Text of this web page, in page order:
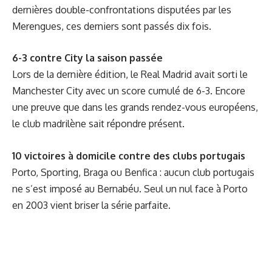
dernières double-confrontations disputées par les
Merengues, ces derniers sont passés dix fois.
6-3 contre City la saison passée
Lors de la dernière édition, le Real Madrid avait sorti le
Manchester City avec un score cumulé de 6-3. Encore
une preuve que dans les grands rendez-vous européens,
le club madrilène sait répondre présent.
10 victoires à domicile contre des clubs portugais
Porto, Sporting, Braga ou Benfica : aucun club portugais
ne s’est imposé au Bernabéu. Seul un nul face à Porto
en 2003 vient briser la série parfaite.